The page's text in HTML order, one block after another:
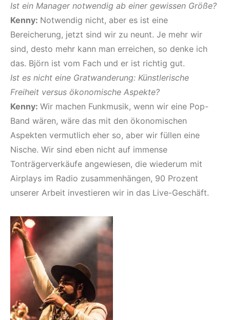
Ist ein Manager notwendig ab einer gewissen Größe?
Kenny: Notwendig nicht, aber es ist eine
Bereicherung, jetzt sind wir zu neunt. Je mehr wir
sind, desto mehr kann man erreichen, so denke ich
das. Björn ist vom Fach und er ist richtig gut.
Ist es nicht eine Gratwanderung: Künstlerische
Freiheit versus ökonomische Aspekte?
Kenny: Wir machen Funkmusik, wenn wir eine Pop-
Band wären, wäre das mit den ökonomischen
Aspekten vermutlich eher so, aber wir füllen eine
Nische. Wir sind eben nicht auf immense
Tonträgerverkäufe angewiesen, die wiederum mit
Airplays im Radio zusammenhängen, 90 Prozent
unserer Arbeit investieren wir in das Live-Geschäft.